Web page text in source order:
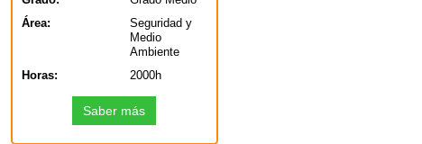
Área:
Seguridad y
Medio
Ambiente
Horas:
2000h
Saber más